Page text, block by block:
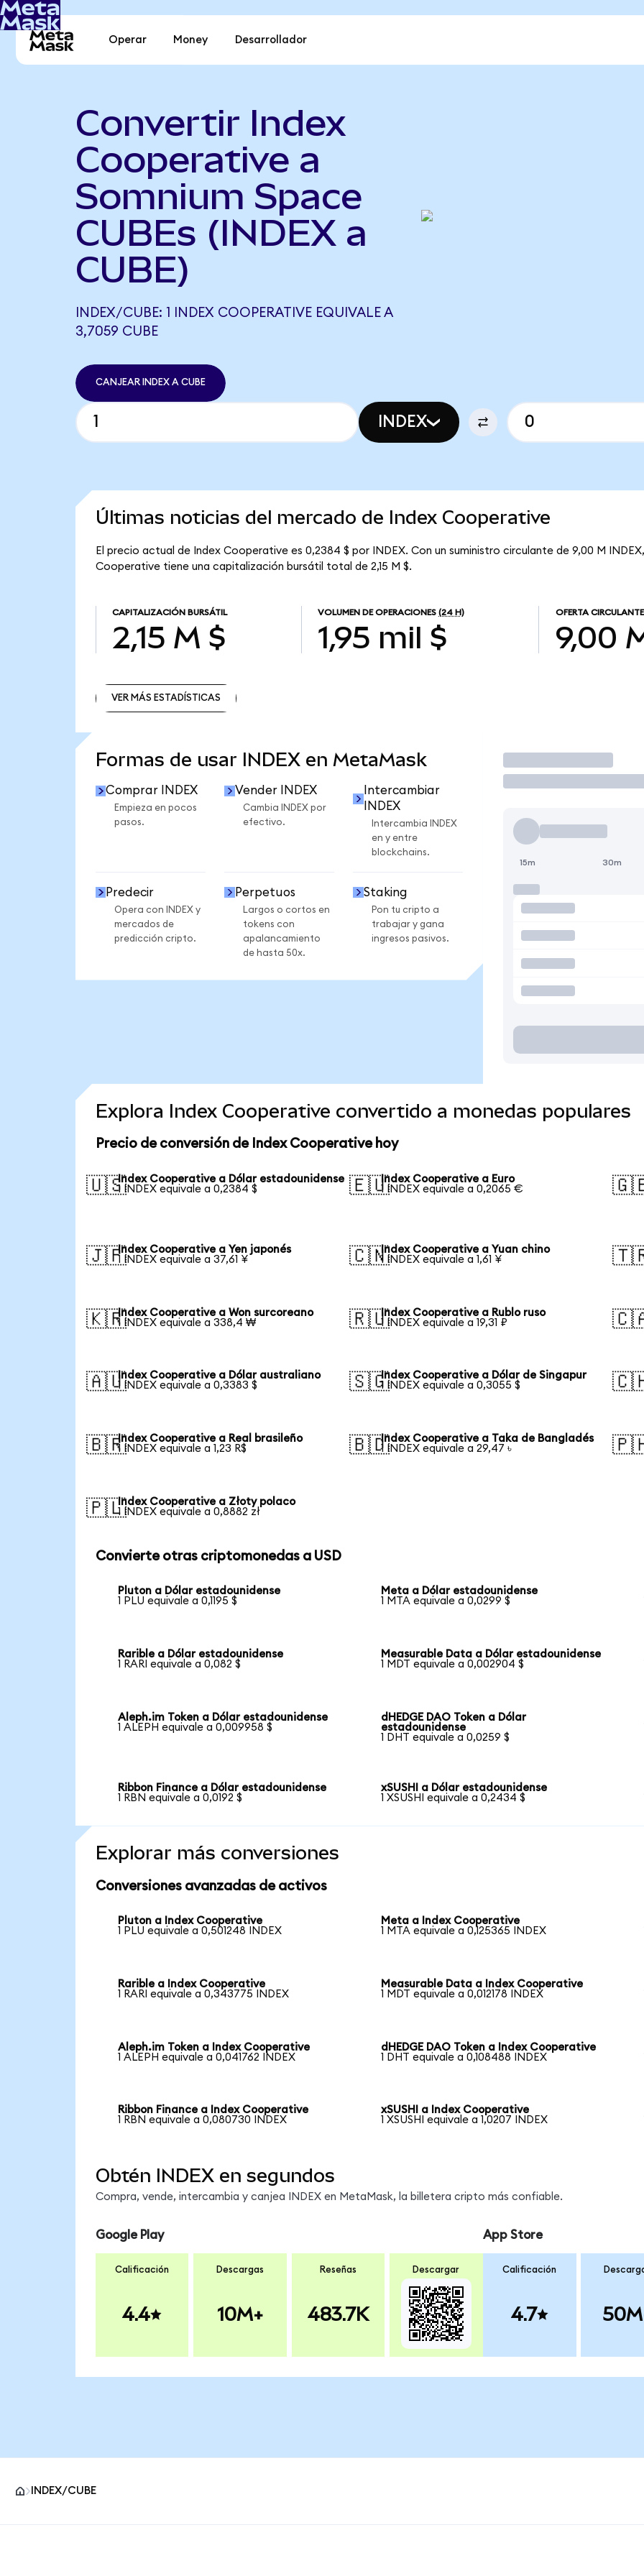
Operar Money Desarrollador
Convertir Index
Cooperative a
Somnium Space
CUBEs (INDEX a
CUBE)
INDEX/CUBE: 1 INDEX COOPERATIVE EQUIVALE A
3,7059 CUBE
CANJEAR INDEX A CUBE
INDEX
Últimas noticias del mercado de Index Cooperative
El precio actual de Index Cooperative es 0,2384 $ por INDEX. Con un suministro circulante de 9,00 M
Cooperative tiene una capitalización bursátil total de 2,15 M $.
CAPITALIZACIÓN BURSÁTIL
2,15 M $
VOLUMEN DE OPERACIONES (24 H)
1,95 mil $
OFERTA CIRCULANTE
9,00
VER MÁS ESTADÍSTICAS
Formas de usar INDEX en MetaMask
Comprar INDEX
Empieza en pocos
pasos.
Vender INDEX
Cambia INDEX por
efectivo.
Intercambiar
INDEX
Intercambia INDEX
en y entre
blockchains.
Predecir
Opera con INDEX y
mercados de
predicción cripto.
Perpetuos
Largos o cortos en
tokens con
apalancamiento
de hasta 50x.
Staking
Pon tu cripto a
trabajar y gana
ingresos pasivos.
Operar
15m 30m
Explora Index Cooperative convertido a monedas populares
Precio de conversión de Index Cooperative hoy
🇺🇸Index Cooperative a Dólar estadounidense
1 INDEX equivale a 0,2384 $
🇪🇺Index Cooperative a Euro
1 INDEX equivale a 0,2065 €
🇯🇵Index Cooperative a Yen japonés
1 INDEX equivale a 37,61 ¥
🇨🇳Index Cooperative a Yuan chino
1 INDEX equivale a 1,61 ¥
🇰🇷Index Cooperative a Won surcoreano
1 INDEX equivale a 338,4 ₩
🇷🇺Index Cooperative a Rublo ruso
1 INDEX equivale a 19,31 ₽
🇦🇺Index Cooperative a Dólar australiano
1 INDEX equivale a 0,3383 $
🇸🇬Index Cooperative a Dólar de Singapur
1 INDEX equivale a 0,3055 $
🇧🇷Index Cooperative a Real brasileño
1 INDEX equivale a 1,23 R$
🇧🇩Index Cooperative a Taka de Bangladés
1 INDEX equivale a 29,47 ৳
🇵🇱Index Cooperative a Złoty polaco
1 INDEX equivale a 0,8882 zł
Convierte otras criptomonedas a USD
Pluton a Dólar estadounidense
1 PLU equivale a 0,1195 $
Meta a Dólar estadounidense
1 MTA equivale a 0,0299 $
Rarible a Dólar estadounidense
1 RARI equivale a 0,082 $
Measurable Data a Dólar estadounidense
1 MDT equivale a 0,002904 $
Aleph.im Token a Dólar estadounidense
1 ALEPH equivale a 0,009958 $
dHEDGE DAO Token a Dólar
estadounidense
1 DHT equivale a 0,0259 $
Ribbon Finance a Dólar estadounidense
1 RBN equivale a 0,0192 $
xSUSHI a Dólar estadounidense
1 XSUSHI equivale a 0,2434 $
Explorar más conversiones
Conversiones avanzadas de activos
Pluton a Index Cooperative
1 PLU equivale a 0,501248 INDEX
Meta a Index Cooperative
1 MTA equivale a 0,125365 INDEX
Rarible a Index Cooperative
1 RARI equivale a 0,343775 INDEX
Measurable Data a Index Cooperative
1 MDT equivale a 0,012178 INDEX
Aleph.im Token a Index Cooperative
1 ALEPH equivale a 0,041762 INDEX
dHEDGE DAO Token a Index Cooperative
1 DHT equivale a 0,108488 INDEX
Ribbon Finance a Index Cooperative
1 RBN equivale a 0,080730 INDEX
xSUSHI a Index Cooperative
1 XSUSHI equivale a 1,0207 INDEX
Obtén INDEX en segundos
Compra, vende, intercambia y canjea INDEX en MetaMask, la billetera cripto más confiable.
Google Play
Calificación
4.4
Descargas
10M+
Reseñas
483.7K
Descargar
App Store
Calificación
4.7
INDEX/CUBE